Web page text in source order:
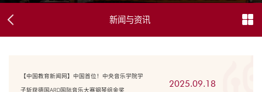
新闻与资讯
【中国教育新闻网】中国首位！中央音乐学院学
子斩获德国ARD国际音乐大赛钢琴组金奖
2025.09.18